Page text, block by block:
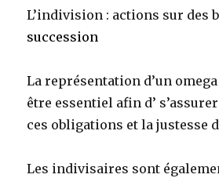
L’indivision : actions sur des
succession
La représentation d’un omega
être essentiel afin d’
ces obligations et la justesse
Les indivisaires sont